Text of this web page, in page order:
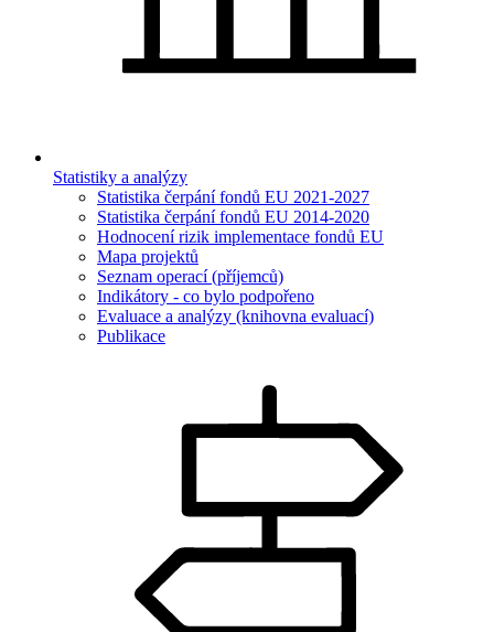
Statistiky a analýzy
Statistika čerpání fondů EU 2021-2027
Statistika čerpání fondů EU 2014-2020
Hodnocení rizik implementace fondů EU
Mapa projektů
Seznam operací (příjemců)
Indikátory - co bylo podpořeno
Evaluace a analýzy (knihovna evaluací)
Publikace